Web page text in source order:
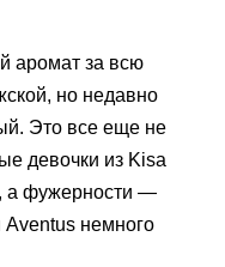
аромат за всю
но недавно
Это все еще не
девочки из Kisa
а фужерности —
немного